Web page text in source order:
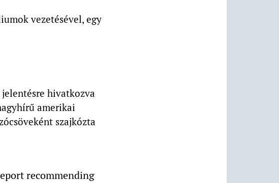
vezetésével, egy
hivatkozva
amerikai
szajkózta
recommending